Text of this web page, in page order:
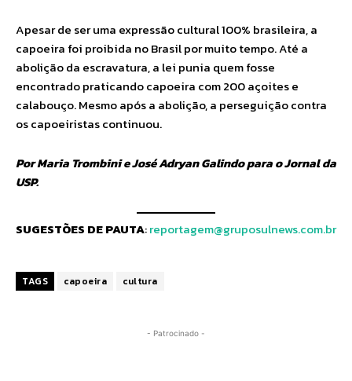
Apesar de ser uma expressão cultural 100% brasileira, a
capoeira foi proibida no Brasil por muito tempo. Até a
abolição da escravatura, a lei punia quem fosse
encontrado praticando capoeira com 200 açoites e
calabouço. Mesmo após a abolição, a perseguição contra
os capoeiristas continuou.
Por Maria Trombini e José Adryan Galindo para o Jornal da
USP.
SUGESTÕES DE PAUTA:reportagem@gruposulnews.com.br
TAGS capoeira cultura
- Patrocinado -